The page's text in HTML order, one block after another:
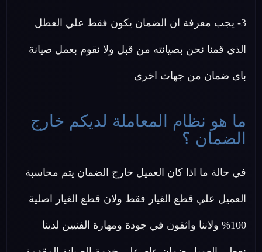
3- يجب معرفة ان الضمان يكون فقط علي العطل
الذي قمنا نحن بصيانته من قبل ولا نقوم بعمل صيانة
باى ضمان من جهات اخرى
ما هو نظام المعاملة لديكم خارج
الضمان ؟
في حالة ما اذا كان العميل خارج الضمان يتم محاسبة
العميل علي قطع الغيار فقط ولان قطع الغيار اصلية
100% ولاننا واثقون في جودة ومهارة الفنيين لدينا